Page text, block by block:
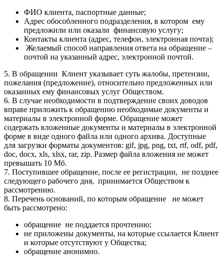
ФИО клиента, паспортные данные;
Адрес обособленного подразделения, в котором ему
предложили или оказали финансовую услугу;
Контакты клиента (адрес, телефон, электронная почта);
Желаемый способ направления ответа на обращение –
почтой на указанный адрес, электронной почтой.
5. В обращении Клиент указывает суть жалобы, претензии,
пожелания (предложение), относительно предложенных или
оказанных ему финансовых услуг Обществом.
6. В случае необходимости в подтверждение своих доводов
вправе приложить к обращению необходимые документы и
материалы в электронной форме. Обращение может
содержать вложенные документы и материалы в электронной
форме в виде одного файла или одного архива. Доступные
для загрузки форматы документов: gif, jpg, png, txt, rtf, odf, pdf,
doc, docx, xls, xlsx, rar, zip. Размер файла вложения не может
превышать 10 Мб.
7. Поступившее обращение, после ее регистрации, не позднее
следующего рабочего дня, принимается Обществом к
рассмотрению.
8. Перечень оснований, по которым обращение не может
быть рассмотрено:
обращение не поддается прочтению;
не приложены документы, на которые ссылается Клиент
и которые отсутствуют у Общества;
обращение анонимно.